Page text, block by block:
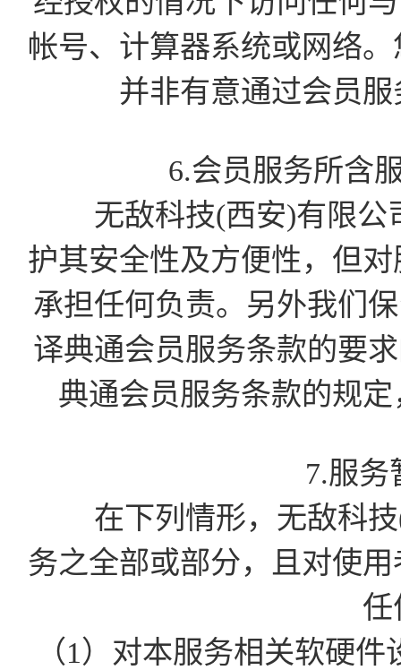
帐号、计算器系统或网络
并非有意通过会员
6.会员服务所含
无敌科技(西安)有限公
护其安全性及方便性，但
承担任何负责。另外我们
译典通会员服务条款的要
典通会员服务条款的规
7.服务
在下列情形，无敌科技(
务之全部或部分，且对使
任
（1）对本服务相关软硬